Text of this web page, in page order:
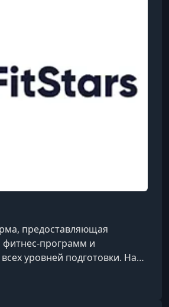
предоставляющая
программ и
уровней подготовки. На
разнообразные курсы по
и силовым